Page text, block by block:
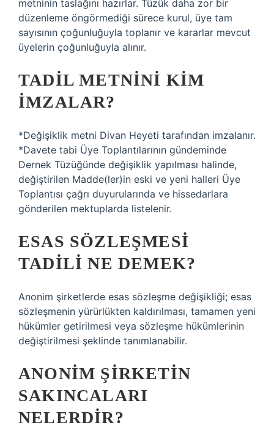
metninin taslağını hazırlar. Tüzük daha zor bir
düzenleme öngörmediği sürece kurul, üye tam
sayısının çoğunluğuyla toplanır ve kararlar mevcut
üyelerin çoğunluğuyla alınır.
TADIL METNINI KIM
IMZALAR?
*Değişiklik metni Divan Heyeti tarafından imzalanır.
*Davete tabi Üye Toplantılarının gündeminde
Dernek Tüzüğünde değişiklik yapılması halinde,
değiştirilen Madde(ler)in eski ve yeni halleri Üye
Toplantısı çağrı duyurularında ve hissedarlara
gönderilen mektuplarda listelenir.
ESAS SÖZLEŞMESI
TADILI NE DEMEK?
Anonim şirketlerde esas sözleşme değişikliği; esas
sözleşmenin yürürlükten kaldırılması, tamamen yeni
hükümler getirilmesi veya sözleşme hükümlerinin
değiştirilmesi şeklinde tanımlanabilir.
ANONIM ŞIRKETIN
SAKINCALARI
NELERDIR?